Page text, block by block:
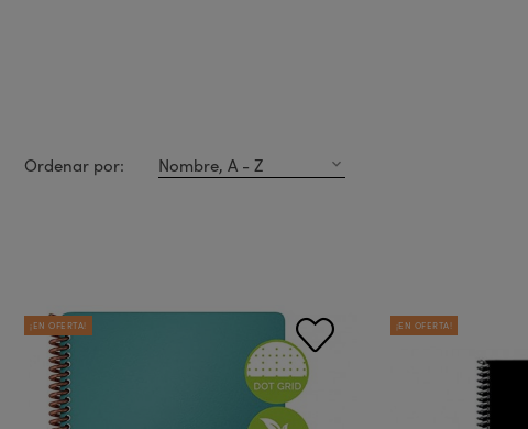
Ordenar por: Nombre, A - Z expand_more
¡EN OFERTA! ¡EN OFERTA!